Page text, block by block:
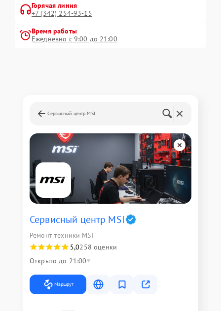
Горячая линия
+7 (342) 254-93-15
Время работы
Ежедневно с 9:00 до 21:00
Сервисный центр MSI
Сервисный центр MSI
Ремонт техники MSI
5,0258 оценки
Открыто до 21:00
Маршрут